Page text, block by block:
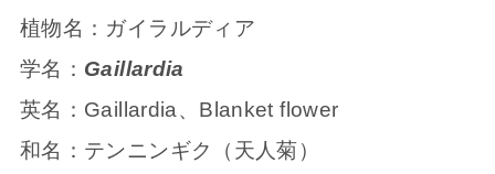
植物名：ガイラルディア
学名： Gaillardia
英名：Gaillardia、Blanket flower
和名：テンニンギク（天人菊）